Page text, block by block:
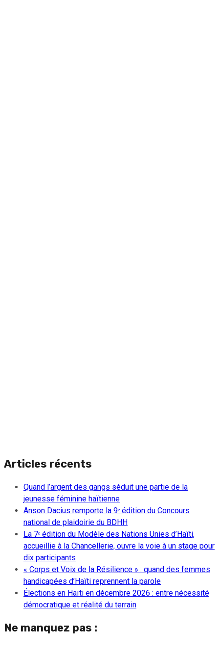
Articles récents
Quand l’argent des gangs séduit une partie de la
jeunesse féminine haïtienne
Anson Dacius remporte la 9ᵉ édition du Concours
national de plaidoirie du BDHH
La 7ᵉ édition du Modèle des Nations Unies d’Haïti,
accueillie à la Chancellerie, ouvre la voie à un stage pour
dix participants
« Corps et Voix de la Résilience » : quand des femmes
handicapées d’Haïti reprennent la parole
Élections en Haïti en décembre 2026 : entre nécessité
démocratique et réalité du terrain
Ne manquez pas :